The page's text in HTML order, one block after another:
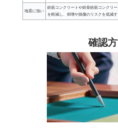
地震に強い
鉄筋コンクリートや鉄骨鉄筋コンクリ
を軽減し、倒壊や損傷のリスクを低減す
確認